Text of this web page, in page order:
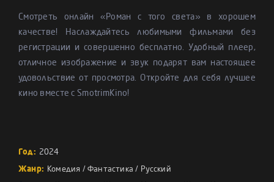
Смотреть онлайн «Роман с того света» в хорошем
качестве! Наслаждайтесь любимыми фильмами без
регистрации и совершенно бесплатно. Удобный плеер,
отличное изображение и звук подарят вам настоящее
удовольствие от просмотра. Откройте для себя лучшее
кино вместе с SmotrimKino!
Год: 2024
Жанр: Комедия / Фантастика / Русский